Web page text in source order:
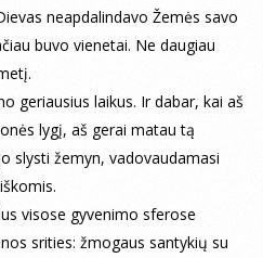
neapdalindavo Žemės savo
buvo vienetai. Ne daugiau
geriausius laikus. Ir dabar, kai aš
lygį, aš gerai matau tą
slysti žemyn, vadovaudamasi
visose gyvenimo sferose
srities: žmogaus santykių su